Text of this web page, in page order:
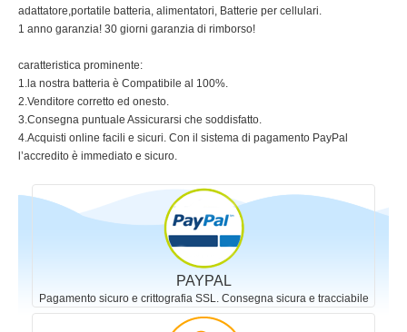
adattatore,portatile batteria, alimentatori, Batterie per cellulari.
1 anno garanzia! 30 giorni garanzia di rimborso!
caratteristica prominente:
1.la nostra batteria è Compatibile al 100%.
2.Venditore corretto ed onesto.
3.Consegna puntuale Assicurarsi che soddisfatto.
4.Acquisti online facili e sicuri. Con il sistema di pagamento PayPal
l’accredito è immediato e sicuro.
PAYPAL
Pagamento sicuro e crittografia SSL. Consegna sicura e tracciabile